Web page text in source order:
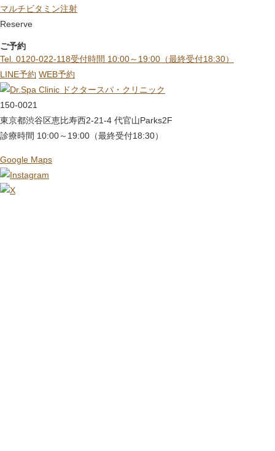
マルチビタミン注射
Reserve
ご予約
Tel. 0120-022-118受付時間 10:00～19:00（最終受付18:30）
LINE予約 WEB予約
ドクタースパ・クリニック
150-0021
東京都渋谷区恵比寿西2-21-4 代官山Parks2F
診療時間 10:00～19:00（最終受付18:30）
Google Maps